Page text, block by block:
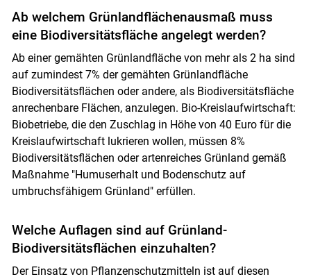
Ab welchem Grünlandflächenausmaß muss
eine Biodiversitätsfläche angelegt werden?
Ab einer gemähten Grünlandfläche von mehr als 2 ha sind
auf zumindest 7% der gemähten Grünlandfläche
Biodiversitätsflächen oder andere, als Biodiversitätsfläche
anrechenbare Flächen, anzulegen. Bio-Kreislaufwirtschaft:
Biobetriebe, die den Zuschlag in Höhe von 40 Euro für die
Kreislaufwirtschaft lukrieren wollen, müssen 8%
Biodiversitätsflächen oder artenreiches Grünland gemäß
Maßnahme "Humuserhalt und Bodenschutz auf
umbruchsfähigem Grünland" erfüllen.
Welche Auflagen sind auf Grünland-
Biodiversitätsflächen einzuhalten?
Der Einsatz von Pflanzenschutzmitteln ist auf diesen